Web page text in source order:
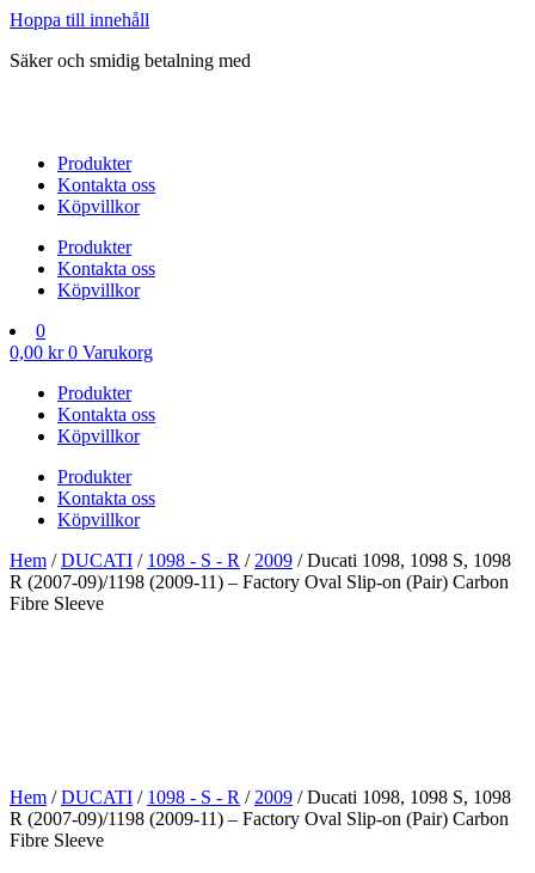
Hoppa till innehåll
Säker och smidig betalning med
Produkter
Kontakta oss
Köpvillkor
Produkter
Kontakta oss
Köpvillkor
0
0,00 kr 0 Varukorg
Produkter
Kontakta oss
Köpvillkor
Produkter
Kontakta oss
Köpvillkor
Hem /DUCATI / 1098 - S - R / 2009 / Ducati 1098, 1098 S, 1098
R (2007-09)/1198 (2009-11) – Factory Oval Slip-on (Pair) Carbon
Fibre Sleeve
Hem /DUCATI / 1098 - S - R / 2009 / Ducati 1098, 1098 S, 1098
R (2007-09)/1198 (2009-11) – Factory Oval Slip-on (Pair) Carbon
Fibre Sleeve